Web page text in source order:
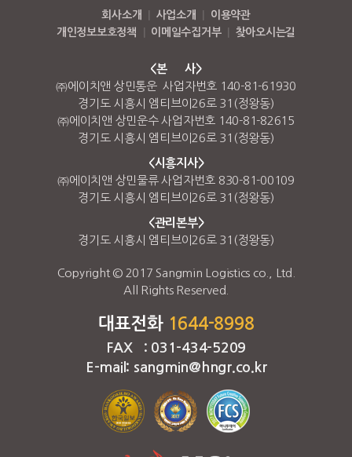
회사소개 사업소개
이용약관
개인정보보호정책
이메일수집거부 찾아오시는길
<본 사>
㈜에이치앤 상민통운 사업자번호 140-81-61930
경기도 시흥시 엠티브이26로 31(정왕동)
㈜에이치앤 상민운수 사업자번호 140-81-82615
경기도 시흥시 엠티브이26로 31(정왕동)
<시흥지사>
㈜에이치앤 상민물류 사업자번호 830-81-00109
경기도 시흥시 엠티브이26로 31(정왕동)
<관리본부>
경기도 시흥시 엠티브이26로 31(정왕동)
Copyright © 2017 Sangmin Logistics co., Ltd.
All Rights Reserved.
대표전화 1644-8998
FAX : 031-434-5209
E-mail: sangmin@hngr.co.kr